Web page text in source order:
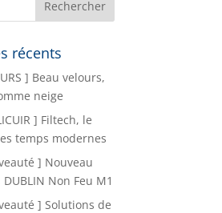
récents
] Beau velours,
neige
] Filtech, le
temps modernes
] Nouveau
Non Feu M1
] Solutions de